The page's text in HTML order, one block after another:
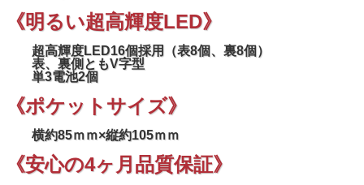
《明るい超高輝度LED》
超高輝度LED16個採用（表8個、裏8個）
表、裏側ともV字型
単3電池2個
《ポケットサイズ》
横約85ｍｍ×縦約105ｍｍ
《安心の4ヶ月品質保証》